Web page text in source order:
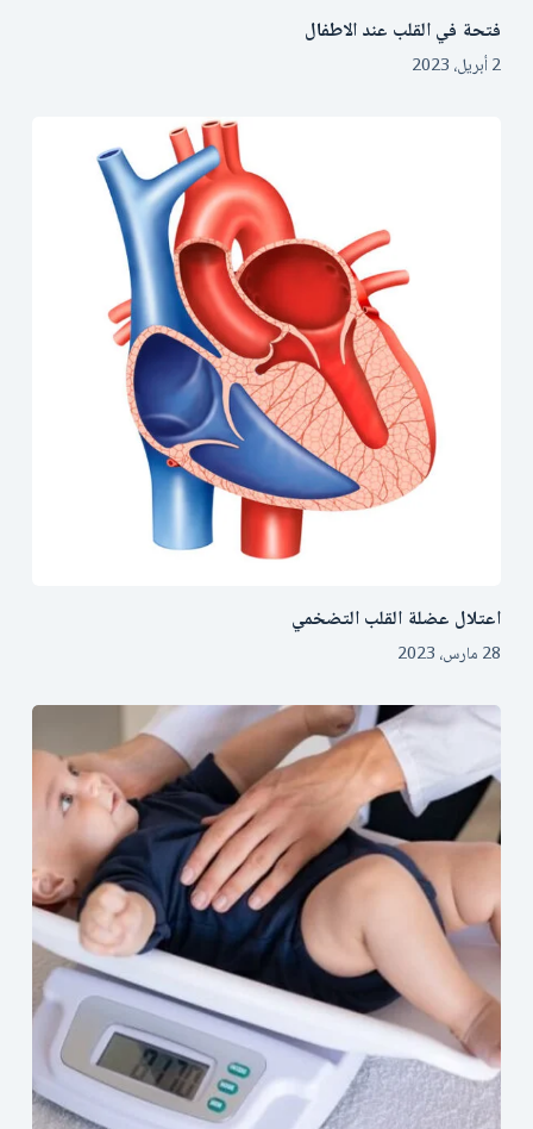
فتحة في القلب عند الاطفال
2 أبريل، 2023
اعتلال عضلة القلب التضخمي
28 مارس، 2023